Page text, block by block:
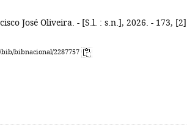
José Oliveira. - [S.l. : s.n.], 2026. - 173,
bibnacional/2287757